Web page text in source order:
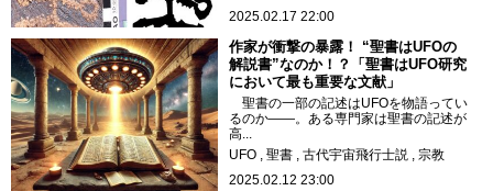
2025.02.17 22:00
作家が衝撃の暴露！ “聖書はUFOの
解説書”なのか！？「聖書はUFO研究
において最も重要な文献」
聖書の一部の記述はUFOを物語ってい
るのか――。ある専門家は聖書の記述が
高...
UFO
聖書 古代宇宙飛行士説
宗教
2025.02.12 23:00